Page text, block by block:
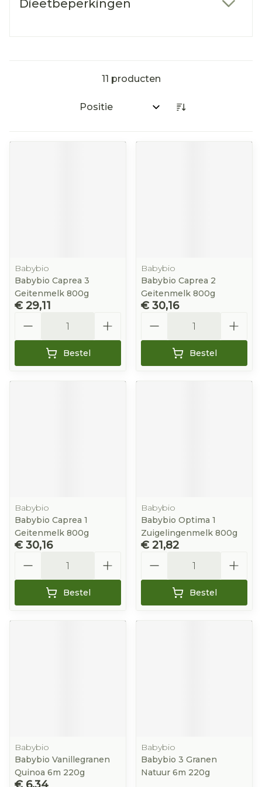
Dieetbeperkingen
11 producten
Sorteer op:
Babybio
Babybio Caprea 3
Geitenmelk 800g
€ 29,11
Bestel
Babybio
Babybio Caprea 2
Geitenmelk 800g
€ 30,16
Bestel
Babybio
Babybio Caprea 1
Geitenmelk 800g
€ 30,16
Bestel
Babybio
Babybio Optima 1
Zuigelingenmelk 800g
€ 21,82
Bestel
Babybio
Babybio Vanillegranen
Quinoa 6m 220g
Babybio
Babybio 3 Granen
Natuur 6m 220g